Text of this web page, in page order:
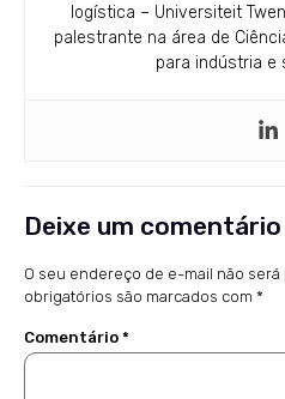
logística – Universiteit
palestrante na área de
para indústria e
Deixe um comentário
O seu endereço de e-mail não será
obrigatórios são marcados com *
Comentário *